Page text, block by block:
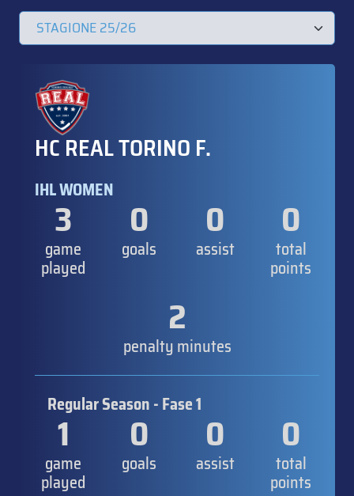
HC REAL TORINO F.
IHL WOMEN
3
game
played
0
goals
0
assist
0
total
points
2
penalty minutes
Regular Season - Fase 1
1
game
played
0
goals
0
assist
0
total
points